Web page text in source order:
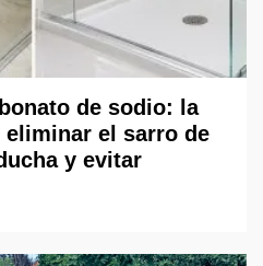
de sodio: la
eliminar el sarro de
y evitar